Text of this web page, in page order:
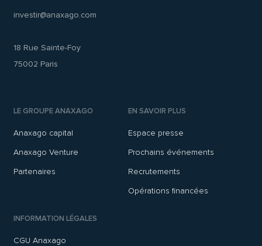
investir@anaxago.com
18 Rue Sainte-Foy
75002 Paris
LE GROUPE ANAXAGO
Anaxago capital
Anaxago Venture
Partenaires
EN SAVOIR PLUS
Espace presse
Prochains événements
Recrutements
Opérations financées
INFORMATION LÉGALES
CGU Anaxago